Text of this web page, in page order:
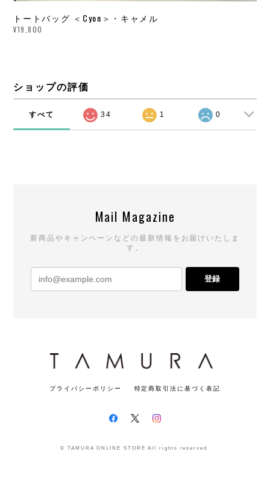
トートバッグ ＜Cyon＞・キャメル
¥19,800
ショップの評価
すべて 34 1 0
Mail Magazine
新商品やキャンペーンなどの最新情報をお届けいたしま
す。
登録
プライバシーポリシー 特定商取引法に基づく表記
© TAMURA ONLINE STORE All rights reserved.